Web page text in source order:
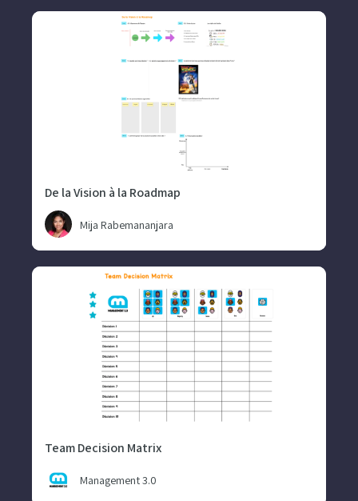
De la Vision à la Roadmap
Mija Rabemananjara
Team Decision Matrix
Management 3.0